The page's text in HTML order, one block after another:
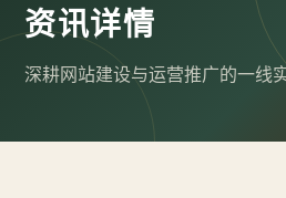
资讯详情
深耕网站建设与运营推广的一线